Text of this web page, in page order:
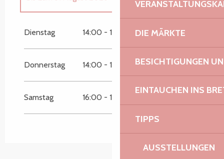
DIE MÄRKTE
BESICHTIGUNGEN
EINTAUCHEN INS
TIPPS
AUSSTELLUNGEN
30 April 2026
Sonntag 6 September 2026
Sonntag 13 September 2026
Dienstag 14:00 - 15:00
Donnerstag 14:00 - 15:00
Samstag 16:00 - 17:00